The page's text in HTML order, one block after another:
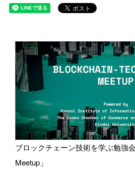
ブロックチェーン技術を学ぶ勉強
Meetup」